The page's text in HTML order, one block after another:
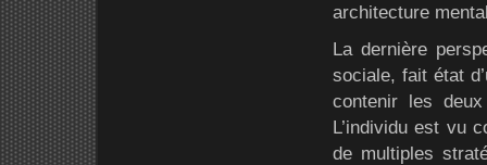
architecture
La dernière
sociale, fait état
contenir les
L’individu est vu
de multiples